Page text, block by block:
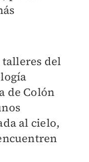
del
de Colón
al cielo,